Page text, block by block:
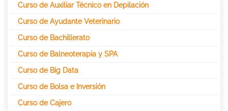
Curso de Auxiliar Técnico en Depilación
Curso de Ayudante Veterinario
Curso de Bachillerato
Curso de Balneoterapia y SPA
Curso de Big Data
Curso de Bolsa e Inversión
Curso de Cajero